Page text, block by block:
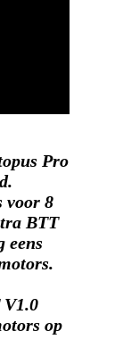
Pro
voor 8
BTT
eens
op